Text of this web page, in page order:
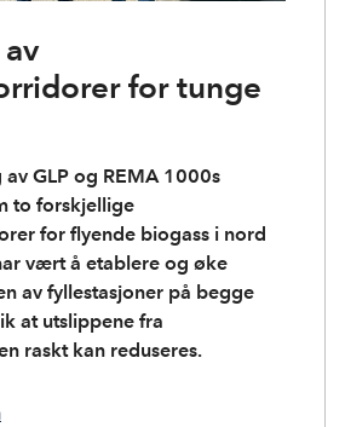
for tunge
GLP og REMA 1000s
to forskjellige
for flyende biogass i nord
vært å etablere og øke
av fyllestasjoner på begge
at utslippene fra
raskt kan reduseres.